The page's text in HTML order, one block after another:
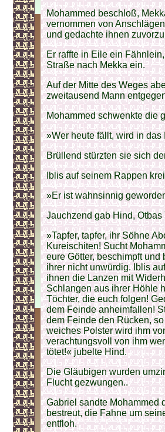
Mohammed beschloß,
vernommen von
und gedachte ihnen
Er raffte in Eile ein
Straße nach Mekka ein.
Auf der Mitte des Weges
zweitausend Mann
Mohammed schwenkte die
»Wer heute fällt, wird in
Brüllend stürzten sie sich
Iblis auf seinem Rappen
»Er ist wahnsinnig
Jauchzend gab Hind, Otbas
»Tapfer, tapfer, ihr Söhne
Kureischiten! Sucht
eure Götter, beschimpft
ihrer nicht unwürdig. Iblis
ihnen die Lanzen mit
Schlangen aus ihrer Höhle
Töchter, die euch folgen!
dem Feinde anheimfallen!
dem Feinde den Rücken,
weiches Polster wird ihm
verachtungsvoll von ihm
tötet!« jubelte Hind.
Die Gläubigen wurden
Flucht gezwungen..
Gabriel sandte Mohammed
bestreut, die Fahne um
entfloh.